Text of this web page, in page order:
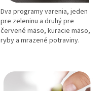
Dva programy varenia, jeden
pre zeleninu a druhý pre
červené mäso, kuracie mäso,
ryby a mrazené potraviny.